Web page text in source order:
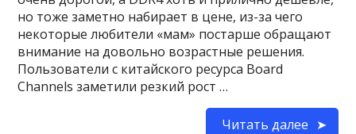
но тоже заметно набирает в цене, из-за чего
некоторые любители «мам» постарше обращают
внимание на довольно возрастные решения.
Пользователи с китайского ресурса Board
Channels заметили резкий рост …
Читать далее